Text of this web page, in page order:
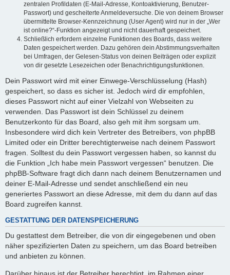
zentralen Profildaten (E-Mail-Adresse, Kontoaktivierung, Benutzer-
Passwort) und gescheiterte Anmeldeversuche. Die von deinem Browser
übermittelte Browser-Kennzeichnung (User Agent) wird nur in der „Wer
ist online?“-Funktion angezeigt und nicht dauerhaft gespeichert.
Schließlich erfordern einzelne Funktionen des Boards, dass weitere
Daten gespeichert werden. Dazu gehören dein Abstimmungsverhalten
bei Umfragen, der Gelesen-Status von deinen Beiträgen oder explizit
von dir gesetzte Lesezeichen oder Benachrichtigungsfunktionen.
Dein Passwort wird mit einer Einwege-Verschlüsselung (Hash)
gespeichert, so dass es sicher ist. Jedoch wird dir empfohlen,
dieses Passwort nicht auf einer Vielzahl von Webseiten zu
verwenden. Das Passwort ist dein Schlüssel zu deinem
Benutzerkonto für das Board, also geh mit ihm sorgsam um.
Insbesondere wird dich kein Vertreter des Betreibers, von phpBB
Limited oder ein Dritter berechtigterweise nach deinem Passwort
fragen. Solltest du dein Passwort vergessen haben, so kannst du
die Funktion „Ich habe mein Passwort vergessen“ benutzen. Die
phpBB-Software fragt dich dann nach deinem Benutzernamen und
deiner E-Mail-Adresse und sendet anschließend ein neu
generiertes Passwort an diese Adresse, mit dem du dann auf das
Board zugreifen kannst.
GESTATTUNG DER DATENSPEICHERUNG
Du gestattest dem Betreiber, die von dir eingegebenen und oben
näher spezifizierten Daten zu speichern, um das Board betreiben
und anbieten zu können.